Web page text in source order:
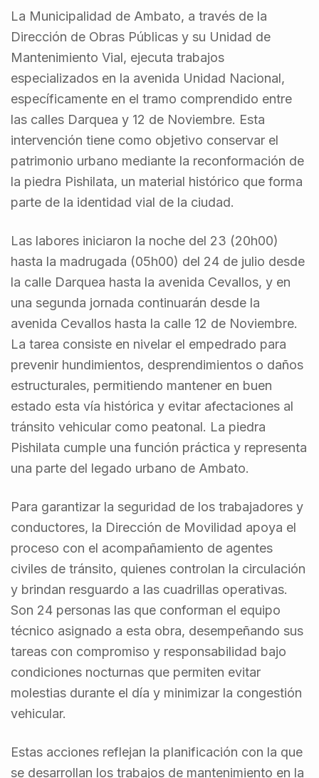
La Municipalidad de Ambato, a través de la
Dirección de Obras Públicas y su Unidad de
Mantenimiento Vial, ejecuta trabajos
especializados en la avenida Unidad Nacional,
específicamente en el tramo comprendido entre
las calles Darquea y 12 de Noviembre. Esta
intervención tiene como objetivo conservar el
patrimonio urbano mediante la reconformación de
la piedra Pishilata, un material histórico que forma
parte de la identidad vial de la ciudad.
Las labores iniciaron la noche del 23 (20h00)
hasta la madrugada (05h00) del 24 de julio desde
la calle Darquea hasta la avenida Cevallos, y en
una segunda jornada continuarán desde la
avenida Cevallos hasta la calle 12 de Noviembre.
La tarea consiste en nivelar el empedrado para
prevenir hundimientos, desprendimientos o daños
estructurales, permitiendo mantener en buen
estado esta vía histórica y evitar afectaciones al
tránsito vehicular como peatonal. La piedra
Pishilata cumple una función práctica y representa
una parte del legado urbano de Ambato.
Para garantizar la seguridad de los trabajadores y
conductores, la Dirección de Movilidad apoya el
proceso con el acompañamiento de agentes
civiles de tránsito, quienes controlan la circulación
y brindan resguardo a las cuadrillas operativas.
Son 24 personas las que conforman el equipo
técnico asignado a esta obra, desempeñando sus
tareas con compromiso y responsabilidad bajo
condiciones nocturnas que permiten evitar
molestias durante el día y minimizar la congestión
vehicular.
Estas acciones reflejan la planificación con la que
se desarrollan los trabajos de mantenimiento en la